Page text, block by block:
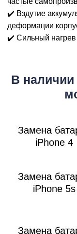
✔️ Вздутие
деформации
✔️ Сильный нагрев
В наличии
Замена
iPhone 4
Замена
iPhone 5s
Замена